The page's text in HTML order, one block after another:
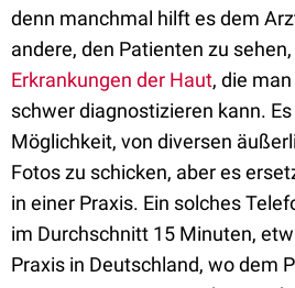
denn manchmal hilft es dem
andere, den Patienten zu
Erkrankungen der Haut, die
schwer diagnostizieren kann.
Möglichkeit, von diversen
Fotos zu schicken, aber es
in einer Praxis. Ein solches
im Durchschnitt 15 Minuten,
Praxis in Deutschland, wo dem